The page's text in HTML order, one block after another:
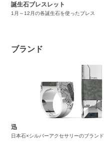
誕生石ブレスレット
1月～12月の各誕生石を使ったブレス
ブランド
迅
日本石×シルバーアクセサリーのブランド